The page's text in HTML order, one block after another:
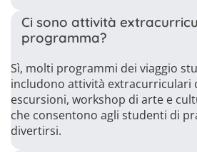
Ci sono attività
programma?
Sì, molti programmi dei viaggio
includono attività extracurriculari
escursioni, workshop di arte e
che consentono agli studenti di
divertirsi.